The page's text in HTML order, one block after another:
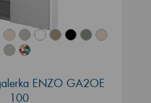
ENZO GA2OE
100